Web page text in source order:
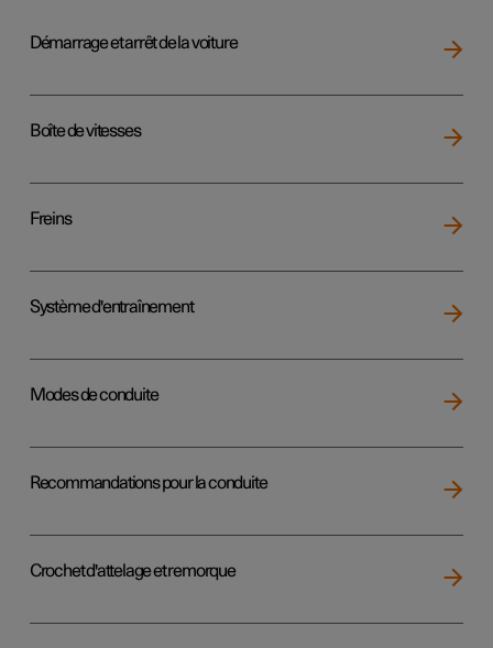
Démarrage et arrêt de la voiture
Boîte de vitesses
Freins
Système d'entraînement
Modes de conduite
Recommandations pour la conduite
Crochet d'attelage et remorque